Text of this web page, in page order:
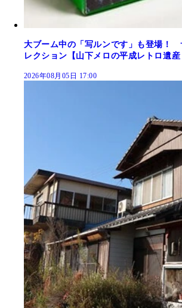
大ブーム中の「写ルンです」も登場！
レクション【山下メロの平成レトロ遺産
2026年08月05日 17:00